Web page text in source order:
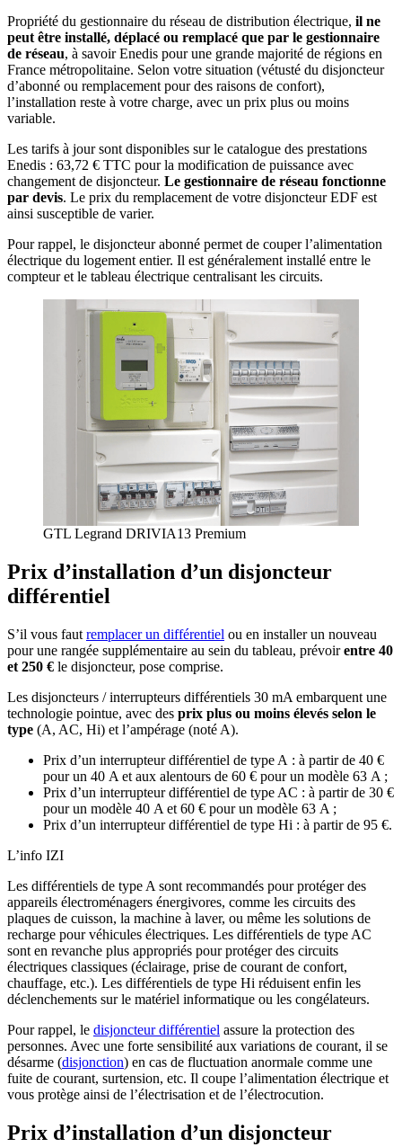
Propriété du gestionnaire du réseau de distribution électrique, il ne
peut être installé, déplacé ou remplacé que par le gestionnaire
de réseau, à savoir Enedis pour une grande majorité de régions en
France métropolitaine. Selon votre situation (vétusté du disjoncteur
d’abonné ou remplacement pour des raisons de confort),
l’installation reste à votre charge, avec un prix plus ou moins
variable.
Les tarifs à jour sont disponibles sur le catalogue des prestations
Enedis : 63,72 € TTC pour la modification de puissance avec
changement de disjoncteur. Le gestionnaire de réseau fonctionne
par devis. Le prix du remplacement de votre disjoncteur EDF est
ainsi susceptible de varier.
Pour rappel, le disjoncteur abonné permet de couper l’alimentation
électrique du logement entier. Il est généralement installé entre le
compteur et le tableau électrique centralisant les circuits.
GTL Legrand DRIVIA13 Premium
Prix d’installation d’un disjoncteur
différentiel
S’il vous faut remplacer un différentiel ou en installer un nouveau
pour une rangée supplémentaire au sein du tableau, prévoirentre 40
et 250 € le disjoncteur, pose comprise.
Les disjoncteurs / interrupteurs différentiels 30 mA embarquent une
technologie pointue, avec des prix plus ou moins élevés selon le
type (A, AC, Hi) et l’ampérage (noté A).
Prix d’un interrupteur différentiel de type A : à partir de 40 €
pour un 40 A et aux alentours de 60 € pour un modèle 63 A ;
Prix d’un interrupteur différentiel de type AC : à partir de 30 €
pour un modèle 40 A et 60 € pour un modèle 63 A ;
Prix d’un interrupteur différentiel de type Hi : à partir de 95 €.
L’info IZI
Les différentiels de type A sont recommandés pour protéger des
appareils électroménagers énergivores, comme les circuits des
plaques de cuisson, la machine à laver, ou même les solutions de
recharge pour véhicules électriques. Les différentiels de type AC
sont en revanche plus appropriés pour protéger des circuits
électriques classiques (éclairage, prise de courant de confort,
chauffage, etc.). Les différentiels de type Hi réduisent enfin les
déclenchements sur le matériel informatique ou les congélateurs.
Pour rappel, le disjoncteur différentiel assure la protection des
personnes. Avec une forte sensibilité aux variations de courant, il se
désarme (disjonction) en cas de fluctuation anormale comme une
fuite de courant, surtension, etc. Il coupe l’alimentation électrique et
vous protège ainsi de l’électrisation et de l’électrocution.
Prix d’installation d’un disjoncteur